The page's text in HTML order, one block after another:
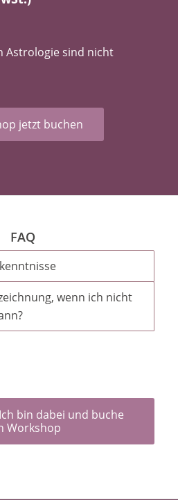
Astrologie sind nicht
jetzt buchen
FAQ
wenn ich nicht
bin dabei und buche
Workshop